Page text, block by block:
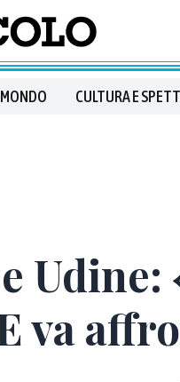
MONDO CULTURA E
Udine:
va